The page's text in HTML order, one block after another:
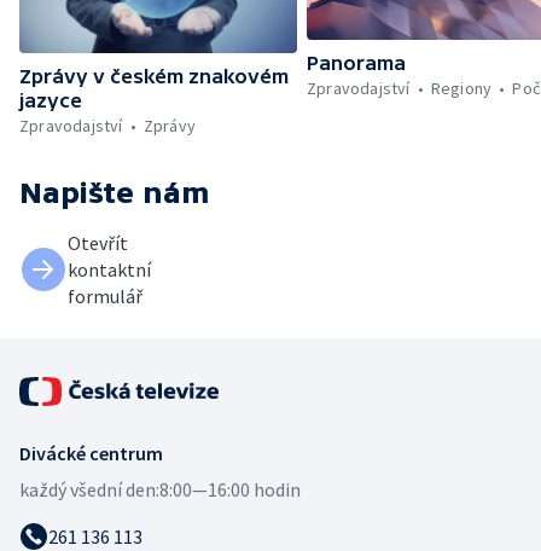
Zprávy v českém znakovém
jazyce
Zpravodajství
Zprávy
Panorama
Zpravodajství
Regiony
Napište nám
Otevřít
kontaktní
formulář
Divácké centrum
každý všední den:8:00—16:00 hodin
261 136 113